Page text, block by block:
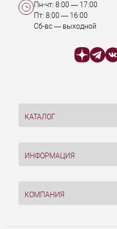
Пн-чт: 8:00 — 17:00
Пт: 8:00 — 16:00
Сб-вс — выходной
КАТАЛОГ
ИНФОРМАЦИЯ
КОМПАНИЯ